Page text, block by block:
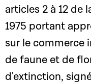
articles 2 à 12 de
1975 portant
sur le commerce
de faune et de
d'extinction,